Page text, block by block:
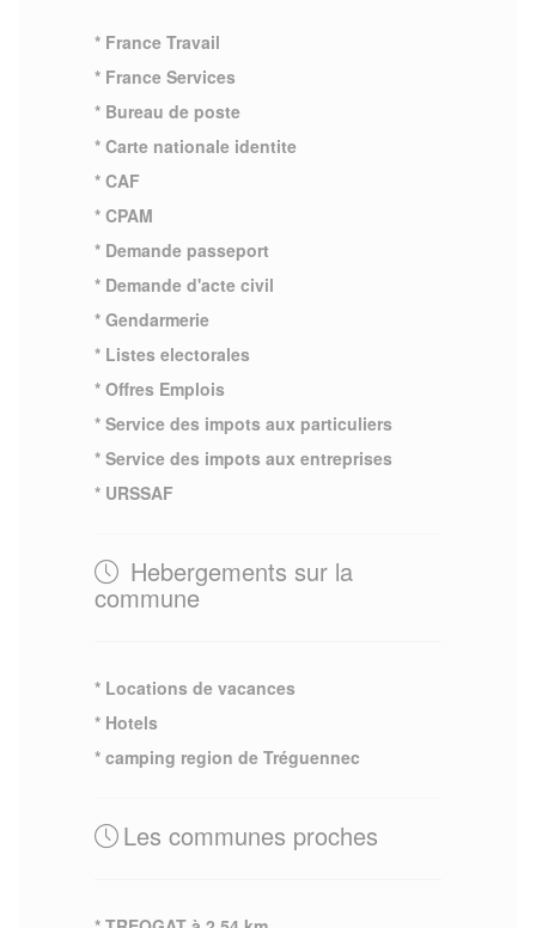
* France Travail
* France Services
* Bureau de poste
* Carte nationale identite
* CAF
* CPAM
* Demande passeport
* Demande d'acte civil
* Gendarmerie
* Listes electorales
* Offres Emplois
* Service des impots aux particuliers
* Service des impots aux entreprises
* URSSAF
Hebergements sur la
commune
* Locations de vacances
* Hotels
* camping region de Tréguennec
Les communes proches